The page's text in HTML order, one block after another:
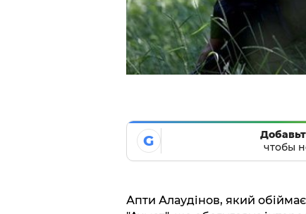
G
чтобы
Апти Алаудінов, який